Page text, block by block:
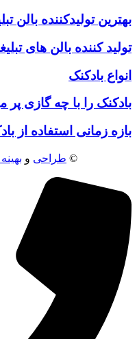
بهترین تولیدکننده بالن
تولید کننده بالن های
انواع بادکنک
بادکنک را با چه گازی پر
بازه زمانی استفاده از
© طراحی و